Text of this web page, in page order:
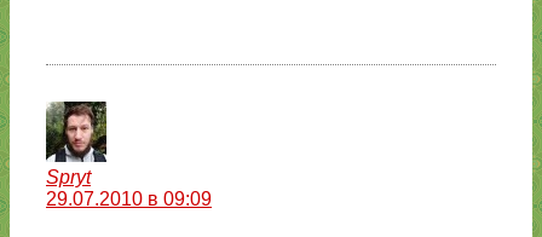
Spryt
29.07.2010 в 09:09